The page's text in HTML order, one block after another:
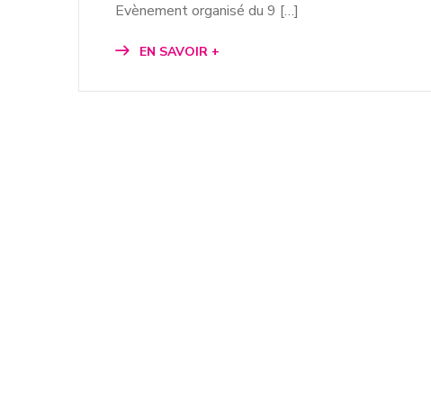
Evènement organisé du 9 […]
EN SAVOIR +